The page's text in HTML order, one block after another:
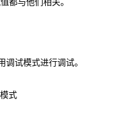
试模式进行调试。
式